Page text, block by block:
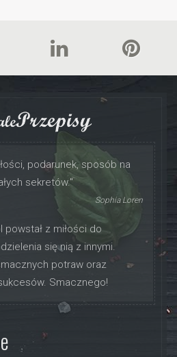
podarunek, sposób na
sekretów."
Sophia Loren
z miłości do
się nią z innymi.
potraw oraz
Smacznego!